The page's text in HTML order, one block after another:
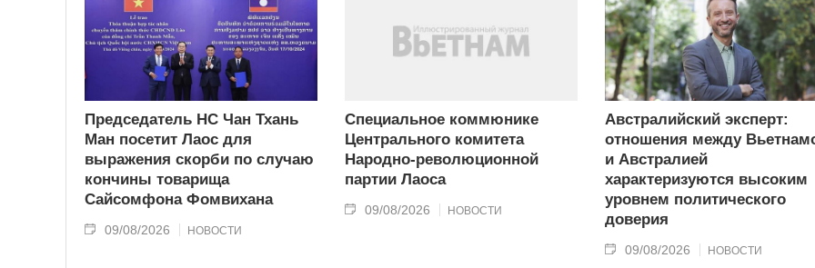
Председатель НС Чан Тхань
Ман посетит Лаос для
выражения скорби по случаю
кончины товарища
Сайсомфона Фомвихана
09/08/2026 НОВОСТИ
Специальное коммюнике
Центрального комитета
Народно-революционной
партии Лаоса
09/08/2026 НОВОСТИ
Австралийский эксперт:
отношения между
и Австралией
характеризуются высоким
уровнем политического
доверия
09/08/2026 НОВОСТИ